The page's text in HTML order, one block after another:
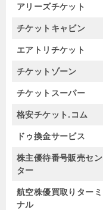
アリーズチケット
チケットキャビン
エアトリチケット
チケットゾーン
チケットスーパー
格安チケット.コム
ドゥ換金サービス
株主優待番号販売セン
ター
航空株優買取りターミ
ナル